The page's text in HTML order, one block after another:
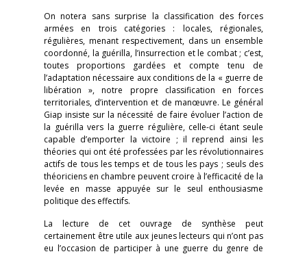
On notera sans surprise la classification des forces
armées en trois catégories : locales, régionales,
régulières, menant respectivement, dans un ensemble
coordonné, la guérilla, l’insurrection et le combat ; c’est,
toutes proportions gardées et compte tenu de
l’adaptation nécessaire aux conditions de la « guerre de
libération », notre propre classification en forces
territoriales, d’intervention et de manœuvre. Le général
Giap insiste sur la nécessité de faire évoluer l’action de
la guérilla vers la guerre régulière, celle-ci étant seule
capable d’emporter la victoire ; il reprend ainsi les
théories qui ont été professées par les révolutionnaires
actifs de tous les temps et de tous les pays ; seuls des
théoriciens en chambre peuvent croire à l’efficacité de la
levée en masse appuyée sur le seul enthousiasme
politique des effectifs.
La lecture de cet ouvrage de synthèse peut
certainement être utile aux jeunes lecteurs qui n’ont pas
eu l’occasion de participer à une guerre du genre de